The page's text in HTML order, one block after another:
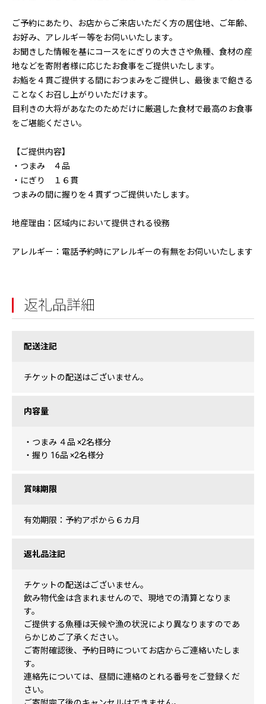
ご予約にあたり、お店からご来店いただく方の居住地、ご年齢、
お好み、アレルギー等をお伺いいたします。
お聞きした情報を基にコースをにぎりの大きさや魚種、食材の産
地などを寄附者様に応じたお食事をご提供いたします。
お鮨を４貫ご提供する間におつまみをご提供し、最後まで飽きる
ことなくお召し上がりいただけます。
目利きの大将があなたのためだけに厳選した食材で最高のお食事
をご堪能ください。
【ご提供内容】
・つまみ ４品
・にぎり １６貫
つまみの間に握りを４貫ずつご提供いたします。
地産理由：区域内において提供される役務
アレルギー：電話予約時にアレルギーの有無をお伺いいたします
返礼品詳細
配送注記
チケットの配送はございません。
内容量
・つまみ ４品 ×2名様分
・握り 16品 ×2名様分
賞味期限
有効期限：予約アポから６カ月
返礼品注記
チケットの配送はございません。
飲み物代金は含まれませんので、現地での清算となりま
す。
ご提供する魚種は天候や漁の状況により異なりますのであ
らかじめご了承ください。
ご寄附確認後、予約日時についてお店からご連絡いたしま
す。
連絡先については、昼間に連絡のとれる番号をご登録くだ
さい。